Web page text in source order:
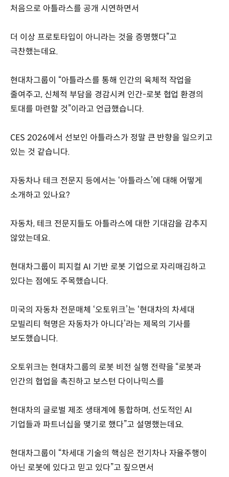
처음으로 아틀라스를 공개 시연하면서
더 이상 프로토타입이 아니라는 것을 증명했다”고
극찬했는데요.
현대차그룹이 “아틀라스를 통해 인간의 육체적 작업을
줄여주고, 신체적 부담을 경감시켜 인간-로봇 협업 환경의
토대를 마련할 것”이라고 언급했습니다.
CES 2026에서 선보인 아틀라스가 정말 큰 반향을 일으키고
있는 것 같습니다.
자동차나 테크 전문지 등에서는 ‘아틀라스’에 대해 어떻게
소개하고 있나요?
자동차, 테크 전문지들도 아틀라스에 대한 기대감을 감추지
않았는데요.
현대차그룹이 피지컬 AI 기반 로봇 기업으로 자리매김하고
있다는 점에도 주목했습니다.
미국의 자동차 전문매체 ‘오토위크’는 ‘현대차의 차세대
모빌리티 혁명은 자동차가 아니다’라는 제목의 기사를
보도했습니다.
오토위크는 현대차그룹의 로봇 비전 실행 전략을 “로봇과
인간의 협업을 촉진하고 보스턴 다이나믹스를
현대차의 글로벌 제조 생태계에 통합하며, 선도적인 AI
기업들과 파트너십을 맺기로 했다”고 설명했는데요.
현대차그룹이 “차세대 기술의 핵심은 전기차나 자율주행이
아닌 로봇에 있다고 믿고 있다”고 짚으면서